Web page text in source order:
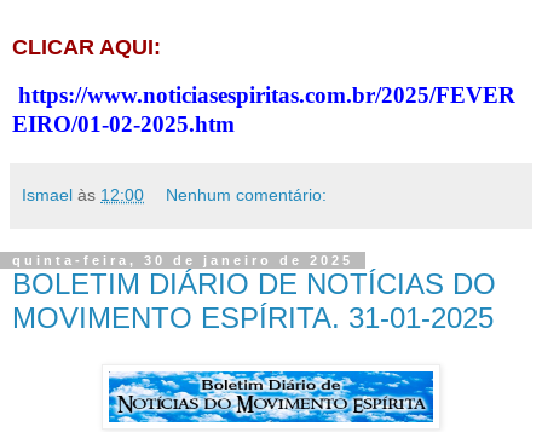
CLICAR AQUI:
https://www.noticiasespiritas.com.br/2025/FEVER
EIRO/01-02-2025.htm
Ismael às 12:00 Nenhum comentário:
quinta-feira, 30 de janeiro de 2025
BOLETIM DIÁRIO DE NOTÍCIAS DO
MOVIMENTO ESPÍRITA. 31-01-2025